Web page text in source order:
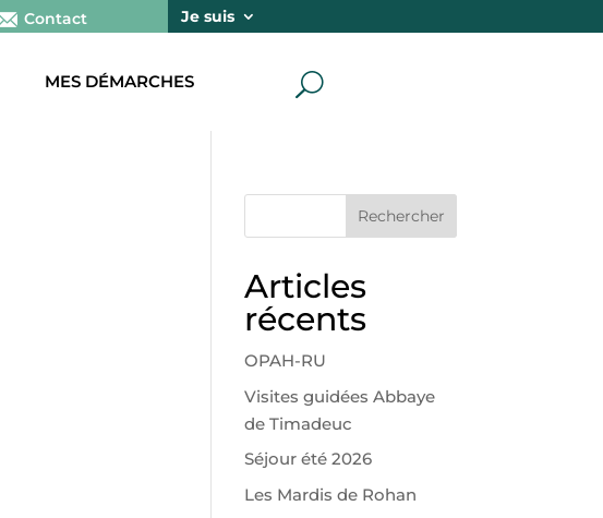
Contact Je suis
MES DÉMARCHES U
Rechercher
Articles
récents
OPAH-RU
Visites guidées Abbaye
de Timadeuc
Séjour été 2026
Les Mardis de Rohan